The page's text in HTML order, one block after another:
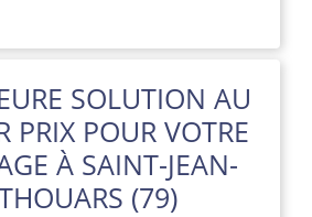
SOLUTION AU
PRIX POUR VOTRE
À SAINT-JEAN-
(79)